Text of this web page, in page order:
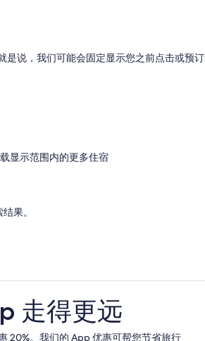
说，我们可能会固定显示您之前点击或预
显示范围内的更多住宿
果。
走得更远
20%。我们的 App 优惠可帮您节省旅行